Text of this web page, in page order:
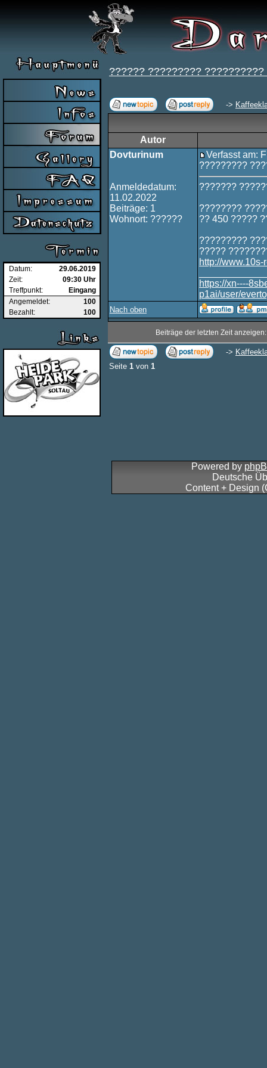
Datum:
29.06.2019
Zeit:
09:30 Uhr
Treffpunkt:
Eingang
Angemeldet:
100
Bezahlt:
100
?????? ?????????
->
Autor
Dovturinum
Anmeldedatum:
11.02.2022
Beiträge: 1
Wohnort: ??????
Verfasst am:
?????????
???????
????????
?? 450 ?????
?????????
?????
http://
https://xn----
p1ai/user/
Nach oben
Beiträge der letzten Zeit
->
Seite 1 von 1
Powered by
Deutsche
Content + Design